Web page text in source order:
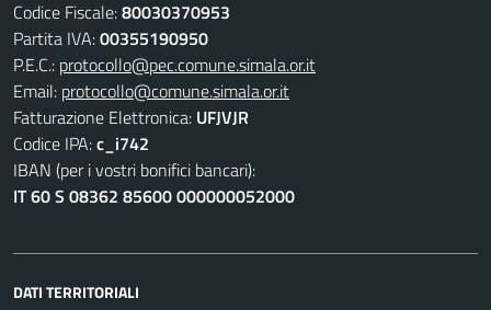
Codice Fiscale:80030370953
Partita IVA:00355190950
P.E.C.: protocollo@pec.comune.simala.or.it
Email: protocollo@comune.simala.or.it
Fatturazione Elettronica: UFJVJR
Codice IPA:c_i742
IBAN (per i vostri bonifici bancari):
IT 60 S 08362 85600 000000052000
DATI TERRITORIALI